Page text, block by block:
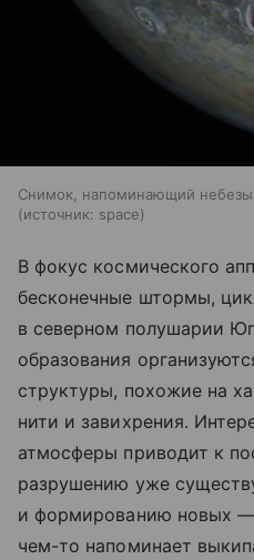
Снимок, напоминающий
источник: space
В фокус космического
бесконечные штормы,
в северном полушарии
образования
структуры, похожие на
нити и завихрения.
атмосферы приводит к
разрушению уже
и формированию новых —
чем-то напоминает